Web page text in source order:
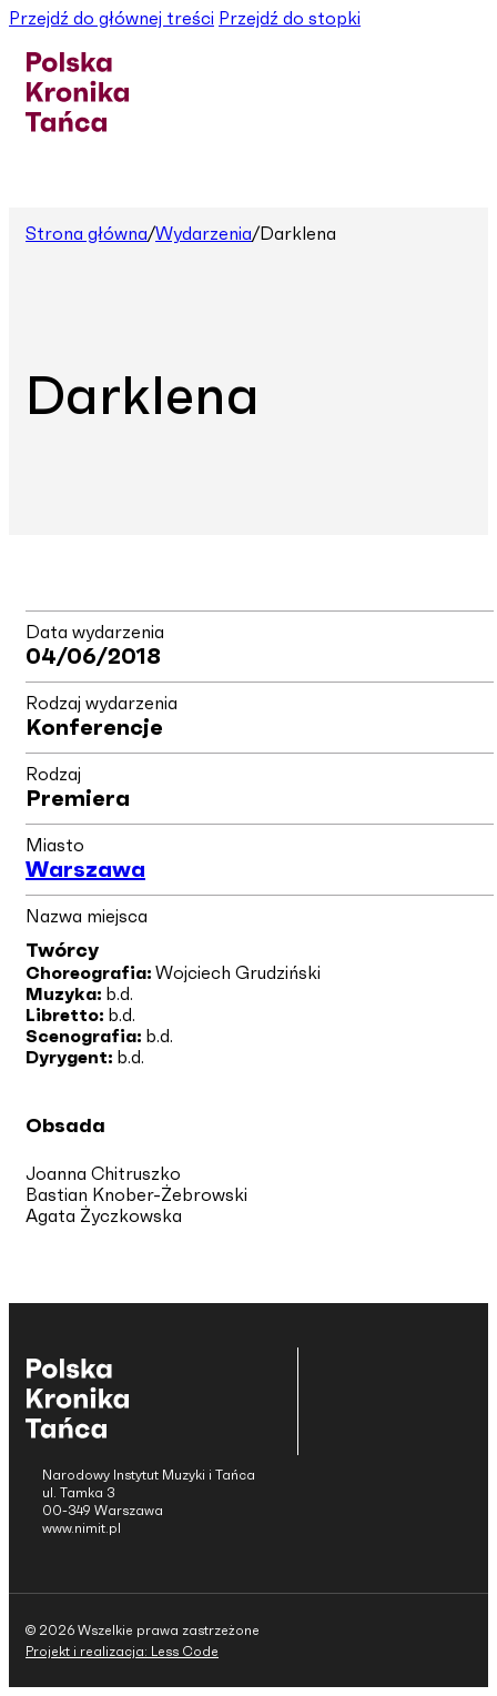
Przejdź do głównej treści Przejdź do stopki
Strona główna/Wydarzenia/Darklena
Darklena
Data wydarzenia
04/06/2018
Rodzaj wydarzenia
Konferencje
Rodzaj
Premiera
Miasto
Warszawa
Nazwa miejsca
Twórcy
Choreografia: Wojciech Grudziński
Muzyka: b.d.
Libretto: b.d.
Scenografia: b.d.
Dyrygent: b.d.
Obsada
Joanna Chitruszko
Bastian Knober-Żebrowski
Agata Życzkowska
Narodowy Instytut Muzyki i Tańca
ul. Tamka 3
00-349 Warszawa
www.nimit.pl
© 2026 Wszelkie prawa zastrzeżone
Projekt i realizacja: Less Code